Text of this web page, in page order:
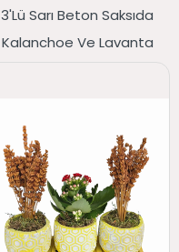
3'lü Sarı Beton Saksıda
Kalanchoe Ve Lavanta